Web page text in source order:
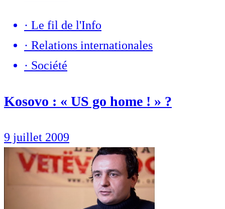
· Le fil de l'Info
· Relations internationales
· Société
Kosovo : « US go home ! » ?
9 juillet 2009